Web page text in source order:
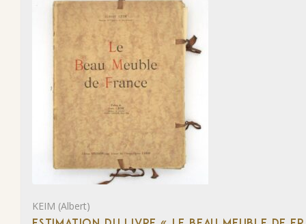
KEIM (Albert)